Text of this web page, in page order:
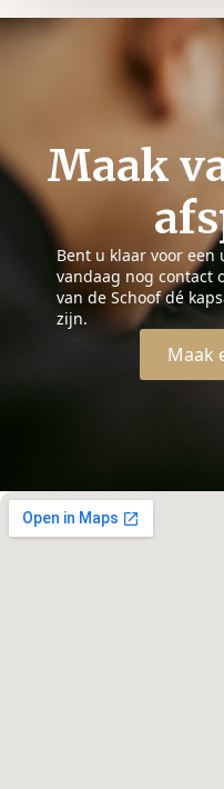
Maak
Bent u klaar voor
vandaag nog contact
van de Schoof dé
zijn.
Maak